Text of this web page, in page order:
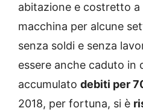
abitazione e costretto a
macchina per alcune
senza soldi e senza
essere anche caduto in
accumulato debiti per
2018, per fortuna, si è